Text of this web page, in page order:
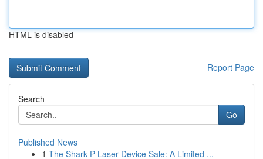
HTML is disabled
Report Page
Search
Go
Published News
1 The Shark P Laser Device Sale: A Limited ...